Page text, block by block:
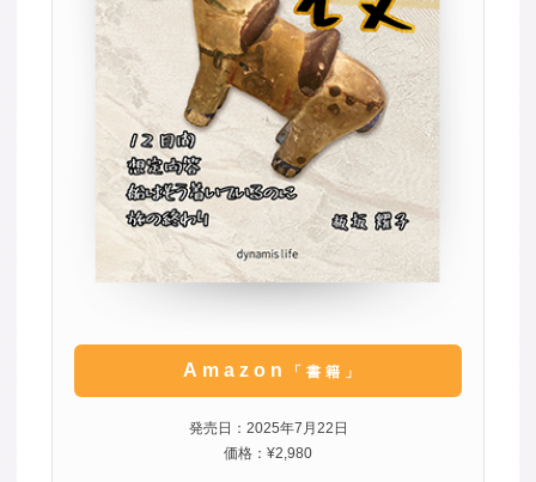
Amazon 「書籍」
発売日：2025年7月22日
価格：¥2,980